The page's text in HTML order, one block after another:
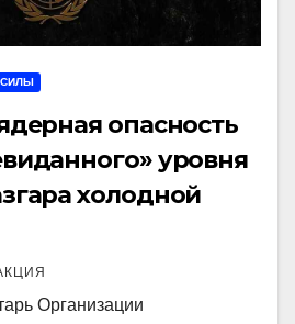
опасность
уровня
холодной
Организации